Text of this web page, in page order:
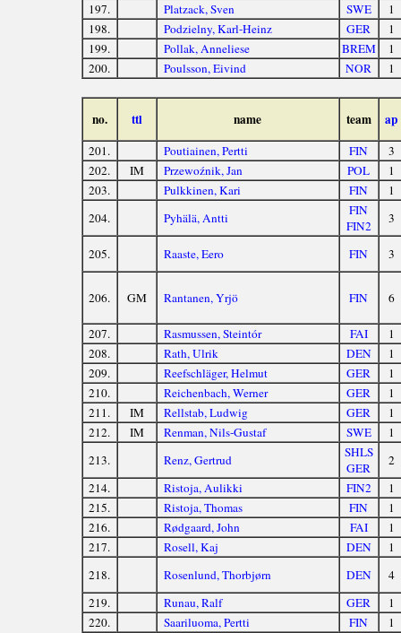
197.
Platzack, Sven SWE
1
198.
Podzielny, Karl-Heinz GER
1
199.
Pollak, Anneliese BREM
1
200.
Poulsson, Eivind NOR 1
no. ttl name team ap
201. Poutiainen, Pertti FIN
3
202.
IM Przewoźnik, Jan POL
1
203.
Pulkkinen, Kari FIN
1
204.
Pyhälä, Antti
FIN
FIN2
3
205. Raaste, Eero FIN 3
206. GM Rantanen, Yrjö FIN 6
207. Rasmussen, Steintór FAI
1
208.
Rath, Ulrik DEN
1
209.
Reefschläger, Helmut GER
1
210.
Reichenbach, Werner GER
1
211.
IM Rellstab, Ludwig GER
1
212.
IM Renman, Nils-Gustaf SWE
1
213.
Renz, Gertrud
SHLS
GER
2
214.
Ristoja, Aulikki FIN2
1
215.
Ristoja, Thomas FIN
1
216.
Rødgaard, John FAI
1
217.
Rosell, Kaj DEN
1
218.
Rosenlund, Thorbjørn DEN
4
219.
Runau, Ralf GER
1
220.
Saariluoma, Pertti FIN
1